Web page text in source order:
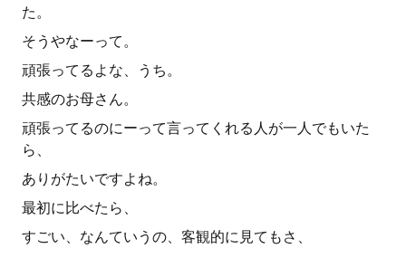
た。
そうやなーって。
頑張ってるよな、うち。
共感のお母さん。
頑張ってるのにーって言ってくれる人が一人でもいた
ら、
ありがたいですよね。
最初に比べたら、
すごい、なんていうの、客観的に見てもさ、